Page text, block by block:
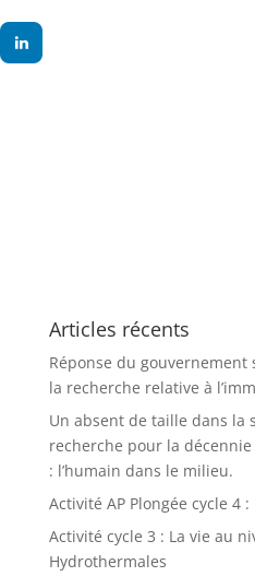
Articles récents
Réponse du
la recherche relative à
Un absent de taille dans la
recherche pour la
: l’humain dans le milieu.
Activité AP Plongée cycle 4
Activité cycle 3 : La vie au
Hydrothermales